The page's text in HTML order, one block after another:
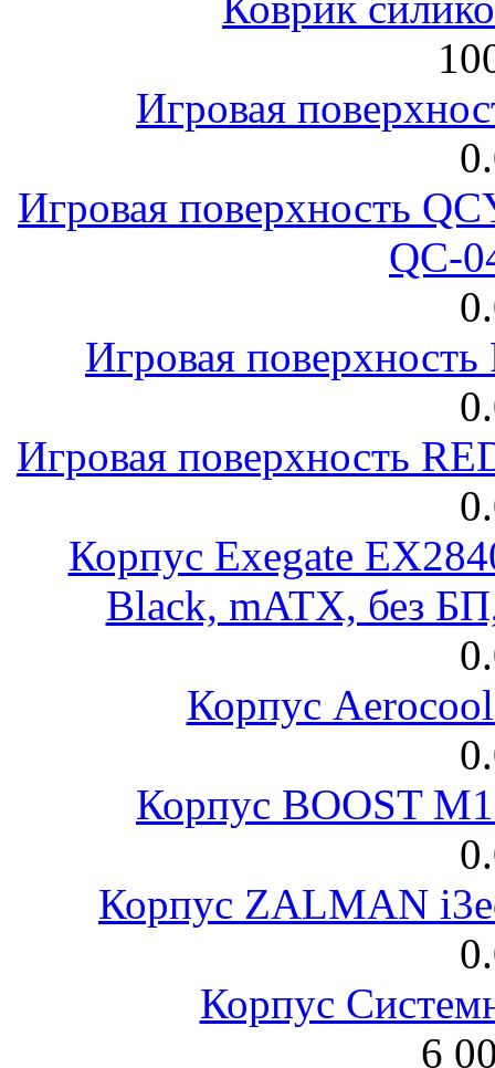
Игровая
Игровая поверхность
QC-
Игровая
Игровая поверхность
Корпус Exegate
Black, mATX, без
Корпус
Корпус BOOST
Корпус ZALMAN
Корпус
6